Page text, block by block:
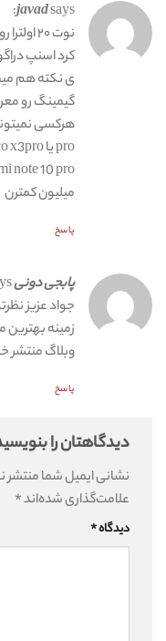
javadsays:
نوت ۲۰
کرد اسنپ
ی نکته هم
میلیون کمترن
پاسخ
پابجی دونی
جواد عزیز
زمینه
وبلاگ منتشر
پاسخ
دیدگاهتان را
نشانی ایمیل شما
علامت‌گذاری شده‌اند*
دیدگاه*